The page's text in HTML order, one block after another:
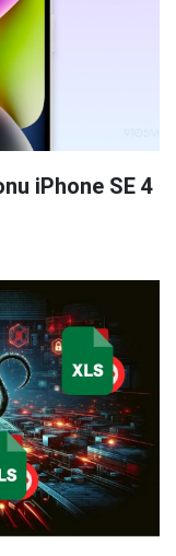
iPhone SE 4